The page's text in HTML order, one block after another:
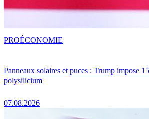
Panneaux solaires et puces : Trump impose
polysilicium
07.08.2026
PROÉCONOMIE